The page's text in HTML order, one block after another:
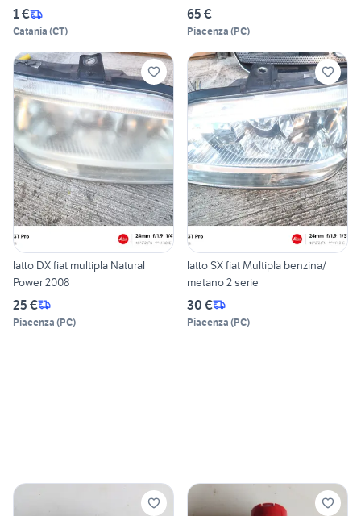
1 €
Catania (CT)
65 €
Piacenza (PC)
latto DX fiat multipla Natural
Power 2008
25 €
Piacenza (PC)
latto SX fiat Multipla benzina/
metano 2 serie
30 €
Piacenza (PC)